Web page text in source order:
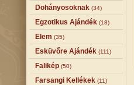
Dohányosoknak (34)
Egzotikus Ajándék (18)
Elem (35)
Esküvőre Ajándék (111)
Falikép (50)
Farsangi Kellékek (11)